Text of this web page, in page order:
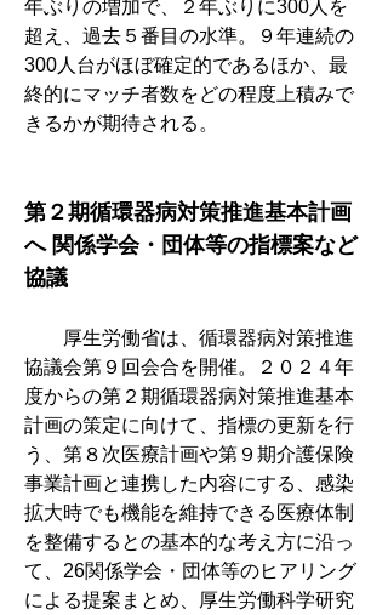
年ぶりの増加で、２年ぶりに300人を
超え、過去５番目の水準。９年連続の
300人台がほぼ確定的であるほか、最
終的にマッチ者数をどの程度上積みで
きるかが期待される。
第２期循環器病対策推進基本計画
へ 関係学会・団体等の指標案など
協議
厚生労働省は、循環器病対策推進
協議会第９回会合を開催。２０２４年
度からの第２期循環器病対策推進基本
計画の策定に向けて、指標の更新を行
う、第８次医療計画や第９期介護保険
事業計画と連携した内容にする、感染
拡大時でも機能を維持できる医療体制
を整備するとの基本的な考え方に沿っ
て、26関係学会・団体等のヒアリング
による提案まとめ、厚生労働科学研究